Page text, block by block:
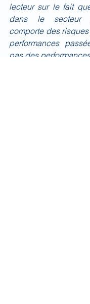
lecteur sur le fait
dans le secteur
comporte des
performances
pas des